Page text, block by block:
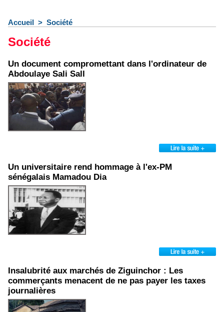
Accueil > Société
Société
Un document compromettant dans l'ordinateur de
Abdoulaye Sali Sall
Un universitaire rend hommage à l'ex-PM
sénégalais Mamadou Dia
Insalubrité aux marchés de Ziguinchor : Les
commerçants menacent de ne pas payer les taxes
journalières